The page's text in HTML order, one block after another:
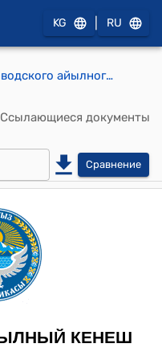
KG RU
Постановление Беловодского айылного кенеша от 10 августа 2022 года № 95 "О закреплении земельного участка в бессрочное пользование за Беловодским айыл окмоту"
Ссылающиеся документы
Сравнение